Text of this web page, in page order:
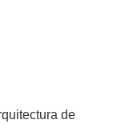
de